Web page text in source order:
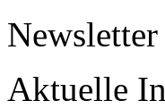
Newsletter
Aktuelle